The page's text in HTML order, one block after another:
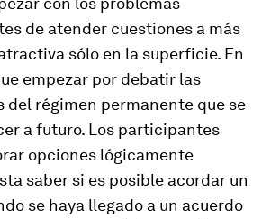
de atender cuestiones a más
sólo en la superficie. En
empezar por debatir las
régimen permanente que se
a futuro. Los participantes
opciones lógicamente
saber si es posible acordar un
se haya llegado a un acuerdo